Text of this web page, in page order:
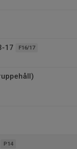
17 F16/17
P14